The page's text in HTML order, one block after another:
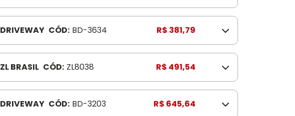
DRIVEWAY CÓD: BD-3634 R$ 381,79
ZL BRASIL CÓD: ZL8038 R$ 491,54
DRIVEWAY CÓD: BD-3203 R$ 645,64